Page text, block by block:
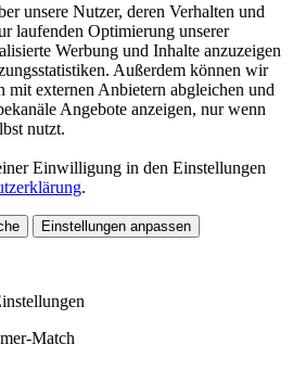
unsere Nutzer, deren Verhalten und
laufenden Optimierung unserer
Werbung und Inhalte anzuzeigen
Außerdem können wir
mit externen Anbietern abgleichen und
Angebote anzeigen, nur wenn
nutzt.
Einwilligung in den Einstellungen
.
Einstellungen anpassen
Match